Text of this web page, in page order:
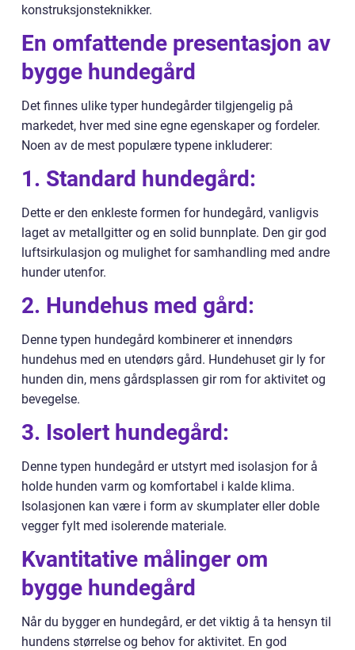
konstruksjonsteknikker.
En omfattende presentasjon av
bygge hundegård
Det finnes ulike typer hundegårder tilgjengelig på
markedet, hver med sine egne egenskaper og fordeler.
Noen av de mest populære typene inkluderer:
1. Standard hundegård:
Dette er den enkleste formen for hundegård, vanligvis
laget av metallgitter og en solid bunnplate. Den gir god
luftsirkulasjon og mulighet for samhandling med andre
hunder utenfor.
2. Hundehus med gård:
Denne typen hundegård kombinerer et innendørs
hundehus med en utendørs gård. Hundehuset gir ly for
hunden din, mens gårdsplassen gir rom for aktivitet og
bevegelse.
3. Isolert hundegård:
Denne typen hundegård er utstyrt med isolasjon for å
holde hunden varm og komfortabel i kalde klima.
Isolasjonen kan være i form av skumplater eller doble
vegger fylt med isolerende materiale.
Kvantitative målinger om
bygge hundegård
Når du bygger en hundegård, er det viktig å ta hensyn til
hundens størrelse og behov for aktivitet. En god